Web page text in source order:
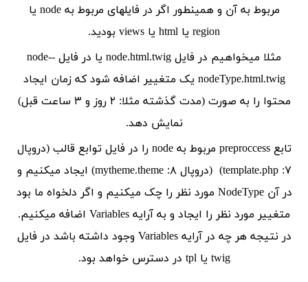
مربوط به آن و همینطور اگر در فایلهای مربوط به node یا
region یا html یا views بودید.
مثلا میخواهیم در فایل node.html.twig یا در فایل node--
nodeType.html.twig یک متغییر اضافه شود که زمان ایجاد
محتوا را به صورت (مدت گذشته مثلا: ۲ روز و ۳ ساعت قبل)
نمایش دهد.
تابع preproccess مربوط به node را در فایل توابع قالب (دروپال
۷: template.php) (دروپال ۸: mytheme.theme) ایجاد میکنیم و
در آن NodeType مورد نظر را چک میکنیم و اگر دلخواه ما بود
متغییر مورد نظر را ایجاد و به آرایه Variables اضافه میکنیم.
در نتیجه هر چه در آرایه Variables وجود داشته باشد در فایل
twig یا tpl در دسترس خواهد بود.